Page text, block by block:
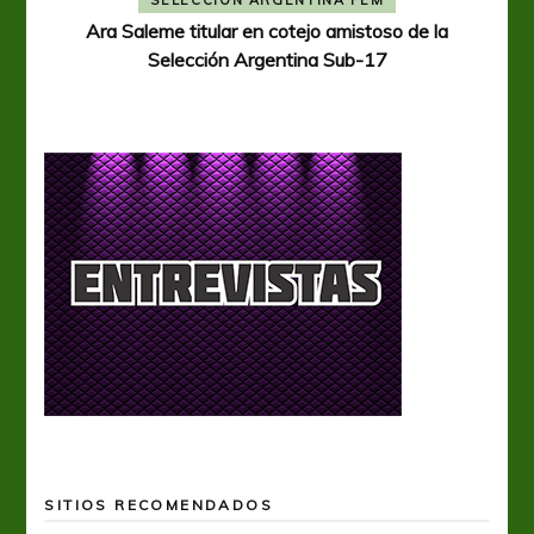
Ara Saleme titular en cotejo amistoso de la
Selección Argentina Sub-17
SITIOS RECOMENDADOS